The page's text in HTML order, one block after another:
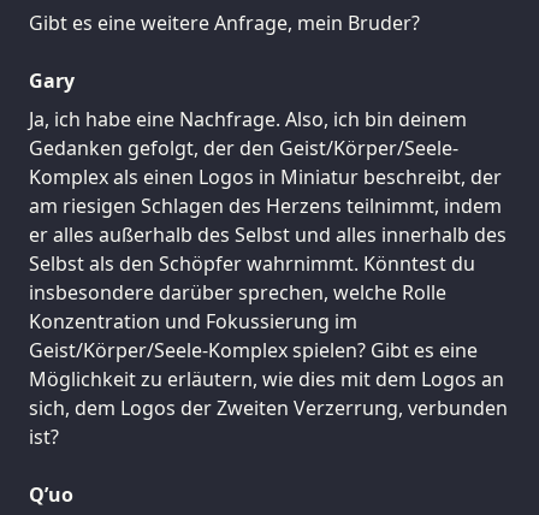
Gibt es eine weitere Anfrage, mein Bruder?
Gary
Ja, ich habe eine Nachfrage. Also, ich bin deinem
Gedanken gefolgt, der den Geist/Körper/Seele-
Komplex als einen Logos in Miniatur beschreibt, der
am riesigen Schlagen des Herzens teilnimmt, indem
er alles außerhalb des Selbst und alles innerhalb des
Selbst als den Schöpfer wahrnimmt. Könntest du
insbesondere darüber sprechen, welche Rolle
Konzentration und Fokussierung im
Geist/Körper/Seele-Komplex spielen? Gibt es eine
Möglichkeit zu erläutern, wie dies mit dem Logos an
sich, dem Logos der Zweiten Verzerrung, verbunden
ist?
Q’uo